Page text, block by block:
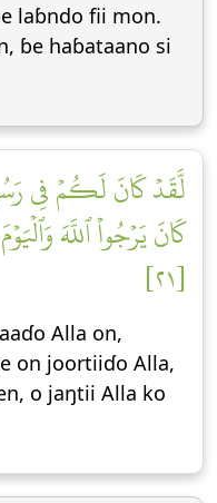
laɓndo fii mon.
ɓe haɓataano si
لَّقَدۡ كَانَ لَكُمۡ فِي
كَانَ يَرۡجُواْ ٱللَّهَ
[٢١]
Alla on,
on joortiiɗo Alla,
o jaŋtii Alla ko